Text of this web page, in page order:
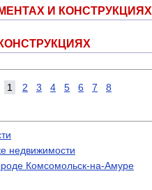
И КОНСТРУКЦИЯХ
1 2 3 4 5 6 7 8
недвижимости
Комсомольск-на-Амуре